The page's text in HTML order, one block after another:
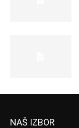
NAŠ IZBOR